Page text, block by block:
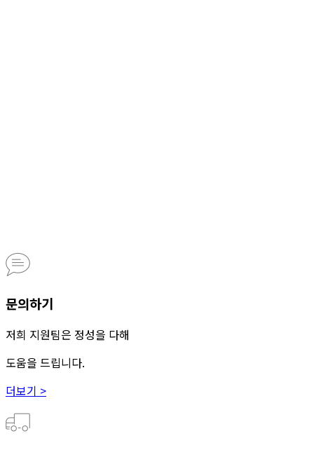
문의하기
저희 지원팀은 정성을 다해
도움을 드립니다.
더보기 >